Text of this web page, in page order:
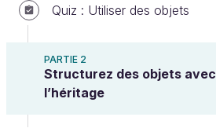
Quiz : Utiliser des objets
PARTIE 2
Structurez des objets avec
l’héritage